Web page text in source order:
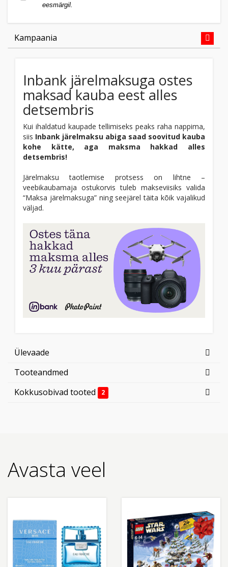
eesmärgil.
Kampaania
Inbank järelmaksuga ostes
maksad kauba eest alles
detsembris
Kui ihaldatud kaupade tellimiseks peaks raha nappima,
siis Inbank järelmaksu abiga saad soovitud kauba
kohe kätte, aga maksma hakkad alles
detsembris!
Järelmaksu taotlemise protsess on lihtne –
veebikaubamaja ostukorvis tuleb makseviisiks valida
“Maksa järelmaksuga” ning seejärel täita kõik vajalikud
väljad.
Ülevaade
Tooteandmed
Kokkusobivad tooted
2
Avasta veel